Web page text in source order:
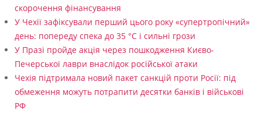
скорочення фінансування
У Чехії зафіксували перший цього року «супертропічний»
день: попереду спека до 35 °C і сильні грози
У Празі пройде акція через пошкодження Києво-
Печерської лаври внаслідок російської атаки
Чехія підтримала новий пакет санкцій проти Росії: під
обмеження можуть потрапити десятки банків і військові
РФ